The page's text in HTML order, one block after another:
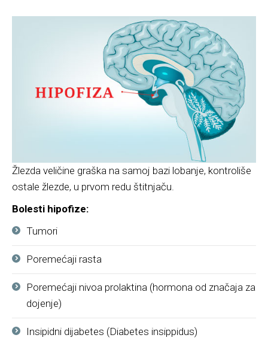
Žlezda veličine graška na samoj bazi lobanje, kontroliše
ostale žlezde, u prvom redu štitnjaču.
Bolesti hipofize:
Tumori
Poremećaji rasta
Poremećaji nivoa prolaktina (hormona od značaja za
dojenje)
Insipidni dijabetes (Diabetes insippidus)